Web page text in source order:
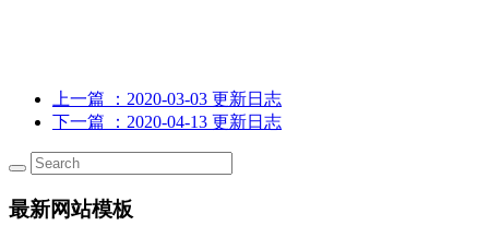
上一篇
：2020-03-03 更新日志
下一篇
：2020-04-13 更新日志
最新网站模板